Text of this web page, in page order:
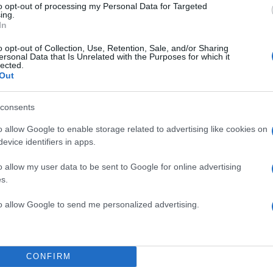
opt-out of processing my Personal Data for Targeted
opt-out of Collection, Use, Retention, Sale, and/or Sharing
Data that Is Unrelated with the Purposes for which it
allow Google to enable storage related to advertising like cookies on
identifiers in apps.
allow my user data to be sent to Google for online advertising
allow Google to send me personalized advertising.
CONFIRM